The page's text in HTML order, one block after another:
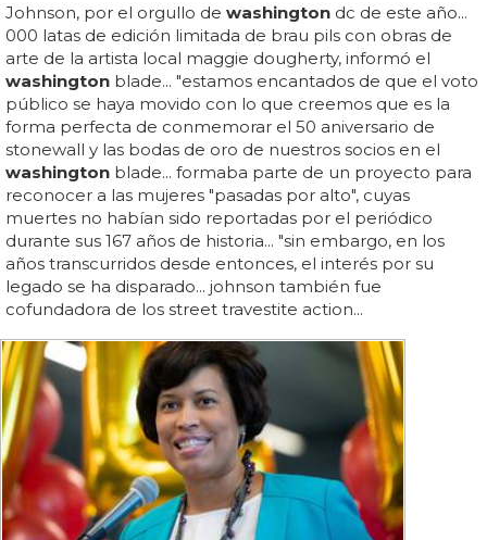
Johnson, por el orgullo de washington dc de este año...
000 latas de edición limitada de brau pils con obras de
arte de la artista local maggie dougherty, informó el
washington blade... "estamos encantados de que el voto
público se haya movido con lo que creemos que es la
forma perfecta de conmemorar el 50 aniversario de
stonewall y las bodas de oro de nuestros socios en el
washington blade... formaba parte de un proyecto para
reconocer a las mujeres "pasadas por alto", cuyas
muertes no habían sido reportadas por el periódico
durante sus 167 años de historia... "sin embargo, en los
años transcurridos desde entonces, el interés por su
legado se ha disparado... johnson también fue
cofundadora de los street travestite action...